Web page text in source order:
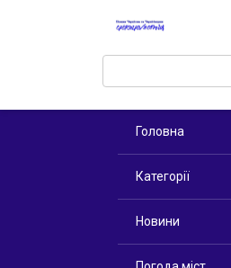
Поиск:
Головна
Категорії
Новини